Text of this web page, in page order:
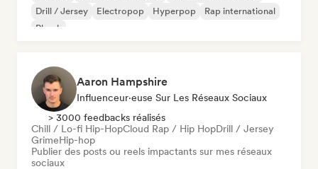
Drill / Jersey
Electropop Hyperpop
Rap international
Phonk
Aaron Hampshire
Influenceur·euse Sur Les Réseaux Sociaux
> 3000 feedbacks réalisés
Chill / Lo-fi Hip-HopCloud Rap / Hip HopDrill / Jersey
GrimeHip-hop
Publier des posts ou reels impactants sur mes réseaux
sociaux